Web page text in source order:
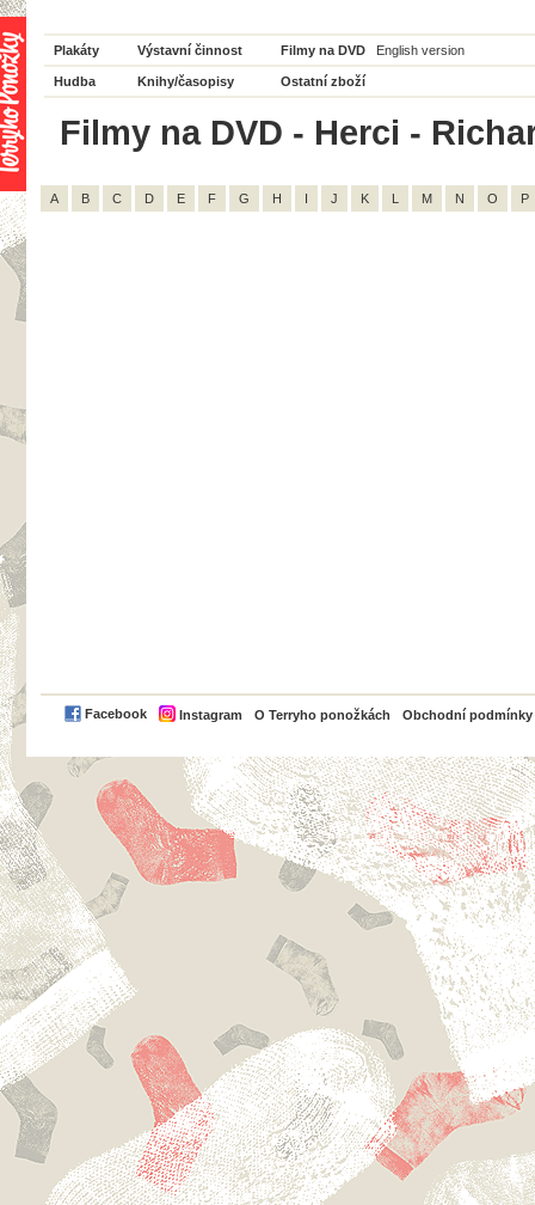
Plakáty Výstavní činnost Filmy na DVD English version
Hudba Knihy/časopisy Ostatní zboží
Filmy na DVD - Herci -
A B C D E F G H I J K L M N O P
Facebook Instagram O Terryho ponožkách Obchodní podmínky
PayPal